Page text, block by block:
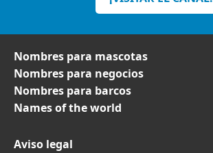
Nombres para mascotas
Nombres para negocios
Nombres para barcos
Names of the world
Aviso legal